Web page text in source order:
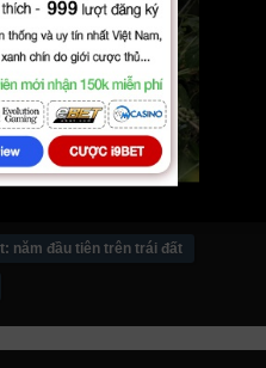
năm đầu tiên trên trái đất